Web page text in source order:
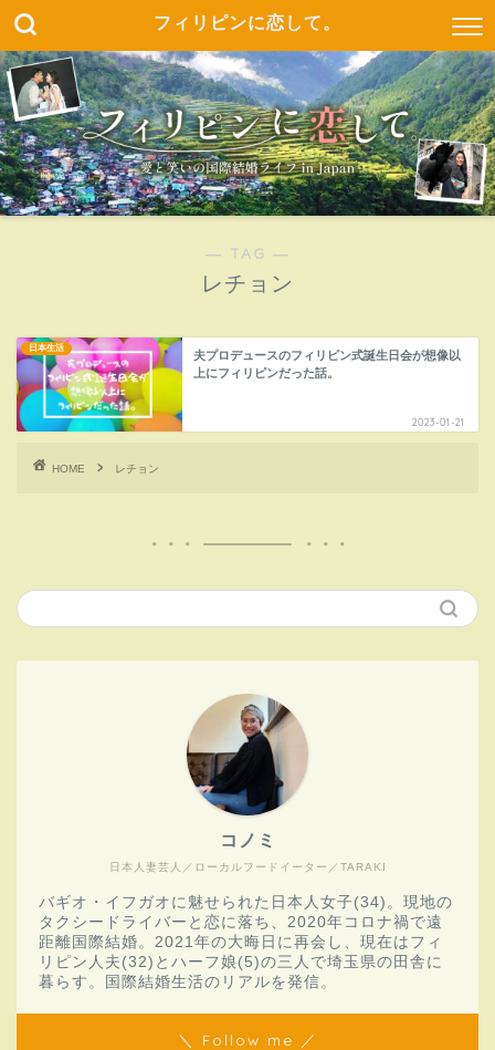
フィリピンに恋して。
― TAG ―
レチョン
日本生活
夫プロデュースのフィリピン式誕生日会が想像以
上にフィリピンだった話。
2023-01-21
HOME レチョン
日本人妻芸人／ローカルフードイーター／TARAKI
コノミ
バギオ・イフガオに魅せられた日本人女子(34)。現地の
タクシードライバーと恋に落ち、2020年コロナ禍で遠
距離国際結婚。2021年の大晦日に再会し、現在はフィ
リピン人夫(32)とハーフ娘(5)の三人で埼玉県の田舎に
暮らす。国際結婚生活のリアルを発信。
＼ Follow me ／